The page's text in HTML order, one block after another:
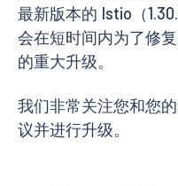
最新版本的 Istio（
会在短时间内为了修
的重大升级。
我们非常关注您和您
议并进行升级。